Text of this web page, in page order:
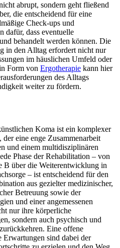
abrupt, sondern geht fließend
die entscheidend für eine
Check-ups und
dafür, dass eventuelle
behandelt werden können. Die
in den Alltag erfordert nicht nur
im häuslichen Umfeld oder
Form von Ergotherapie kann hier
des Alltags
weiter zu fördern.
Koma ist ein komplexer
eine enge Zusammenarbeit
und einem multidisziplinären
Phase der Rehabilitation – von
B über die Weiterentwicklung in
– ist entscheidend für den
aus gezielter medizinischer,
Betreuung sowie der
und einer angemessenen
nur ihre körperliche
sondern auch psychisch und
Eine offene
sind dabei der